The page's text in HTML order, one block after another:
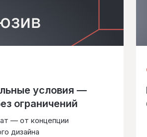
условия —
ограничений
— от концепции
дизайна